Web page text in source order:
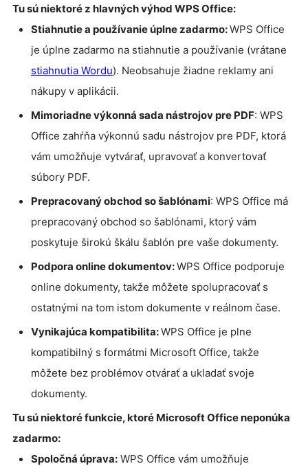
Tu sú niektoré z hlavných výhod WPS Office:
Stiahnutie a používanie úplne zadarmo:WPS Office
je úplne zadarmo na stiahnutie a používanie (vrátane
stiahnutia Wordu). Neobsahuje žiadne reklamy ani
nákupy v aplikácii.
Mimoriadne výkonná sada nástrojov pre PDF: WPS
Office zahŕňa výkonnú sadu nástrojov pre PDF, ktorá
vám umožňuje vytvárať, upravovať a konvertovať
súbory PDF.
Prepracovaný obchod so šablónami: WPS Office má
prepracovaný obchod so šablónami, ktorý vám
poskytuje širokú škálu šablón pre vaše dokumenty.
Podpora online dokumentov:WPS Office podporuje
online dokumenty, takže môžete spolupracovať s
ostatnými na tom istom dokumente v reálnom čase.
Vynikajúca kompatibilita:WPS Office je plne
kompatibilný s formátmi Microsoft Office, takže
môžete bez problémov otvárať a ukladať svoje
dokumenty.
Tu sú niektoré funkcie, ktoré Microsoft Office neponúka
zadarmo:
Spoločná úprava: WPS Office vám umožňuje